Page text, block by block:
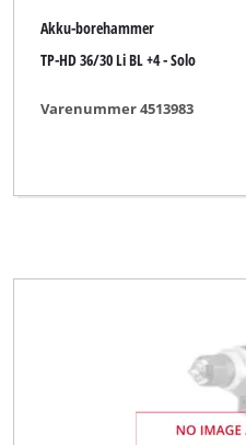
Akku-borehammer
TP-HD 36/30 Li BL +4 - Solo
Varenummer 4513983